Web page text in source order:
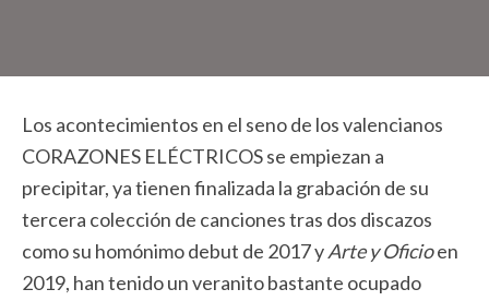
Los acontecimientos en el seno de los valencianos
CORAZONES ELÉCTRICOS se empiezan a
precipitar, ya tienen finalizada la grabación de su
tercera colección de canciones tras dos discazos
como su homónimo debut de 2017 yArte y Oficioen
2019, han tenido un veranito bastante ocupado